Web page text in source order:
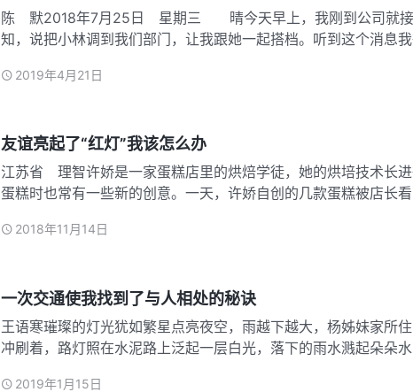
陈 默2018年7月25日 星期三 晴今天早上，我刚到公司就接
知，说把小林调到我们部门，让我跟她一起搭档。听到这个消息
2019年4月21日
友谊亮起了“红灯”我该怎么办
江苏省 理智许娇是一家蛋糕店里的烘焙学徒，她的烘培技术长
蛋糕时也常有一些新的创意。一天，许娇自创的几款蛋糕被店长
2018年11月14日
一次交通使我找到了与人相处的秘诀
王语寒璀璨的灯光犹如繁星点亮夜空，雨越下越大，杨姊妹家所
冲刷着，路灯照在水泥路上泛起一层白光，落下的雨水溅起朵朵
2019年1月15日